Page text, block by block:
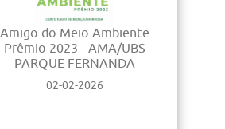
Amigo do Meio Ambiente
Prêmio 2023 - AMA/UBS
PARQUE FERNANDA
02-02-2026